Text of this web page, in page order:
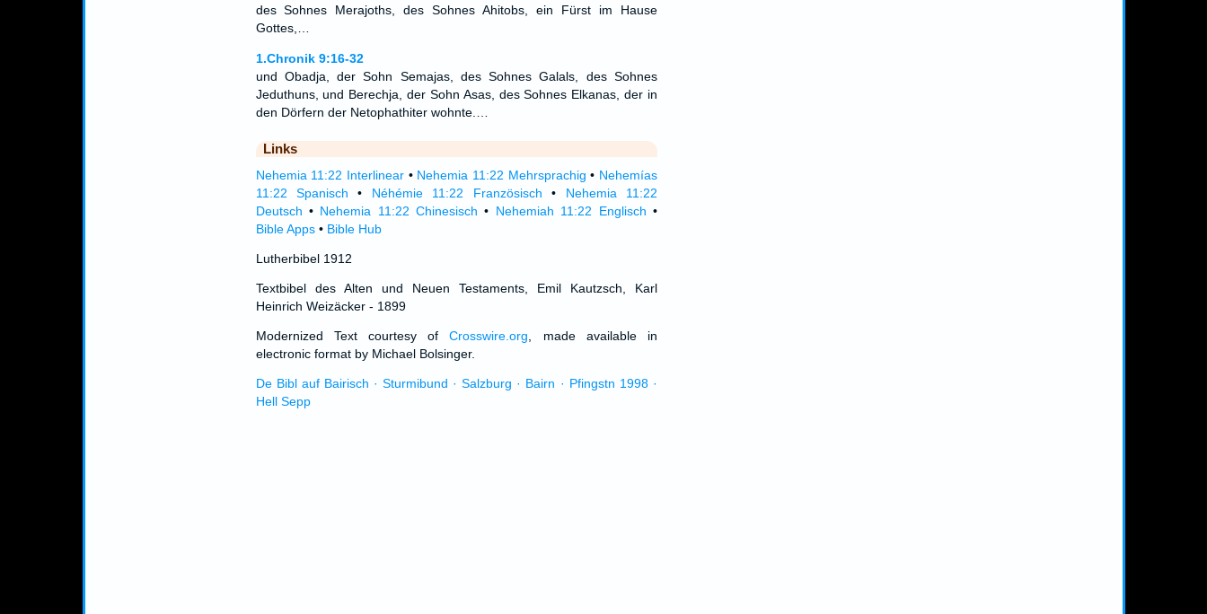
des Sohnes Merajoths, des Sohnes Ahitobs, ein Fürst im Hause
Gottes,…
1.Chronik 9:16-32
und Obadja, der Sohn Semajas, des Sohnes Galals, des Sohnes
Jeduthuns, und Berechja, der Sohn Asas, des Sohnes Elkanas, der in
den Dörfern der Netophathiter wohnte.…
Links
Nehemia 11:22 Interlinear• Nehemia 11:22 Mehrsprachig • Nehemías
11:22 Spanisch • Néhémie 11:22 Französisch • Nehemia 11:22
Deutsch • Nehemia 11:22 Chinesisch • Nehemiah 11:22 Englisch •
Bible Apps• Bible Hub
Lutherbibel 1912
Textbibel des Alten und Neuen Testaments, Emil Kautzsch, Karl
Heinrich Weizäcker - 1899
Modernized Text courtesy ofCrosswire.org , made available in
electronic format by Michael Bolsinger.
De Bibl auf Bairisch · Sturmibund · Salzburg · Bairn · Pfingstn 1998 ·
Hell Sepp